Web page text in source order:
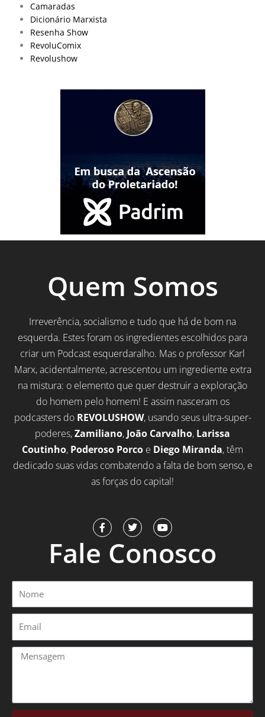
Camaradas
Dicionário Marxista
Resenha Show
RevoluComix
Revolushow
Quem Somos
Irreverência, socialismo e tudo que há de bom na
esquerda. Estes foram os ingredientes escolhidos para
criar um Podcast esquerdaralho. Mas o professor Karl
Marx, acidentalmente, acrescentou um ingrediente extra
na mistura: o elemento que quer destruir a exploração
do homem pelo homem! E assim nasceram os
podcasters do REVOLUSHOW, usando seus ultra-super-
poderes,Zamiliano, João Carvalho, Larissa
Coutinho, Poderoso Porco e Diego Miranda, têm
dedicado suas vidas combatendo a falta de bom senso, e
as forças do capital!
F
a
c
o
f
T
w
i
t
t
r
Y
o
u
t
u
e
Fale Conosco
Mensagem